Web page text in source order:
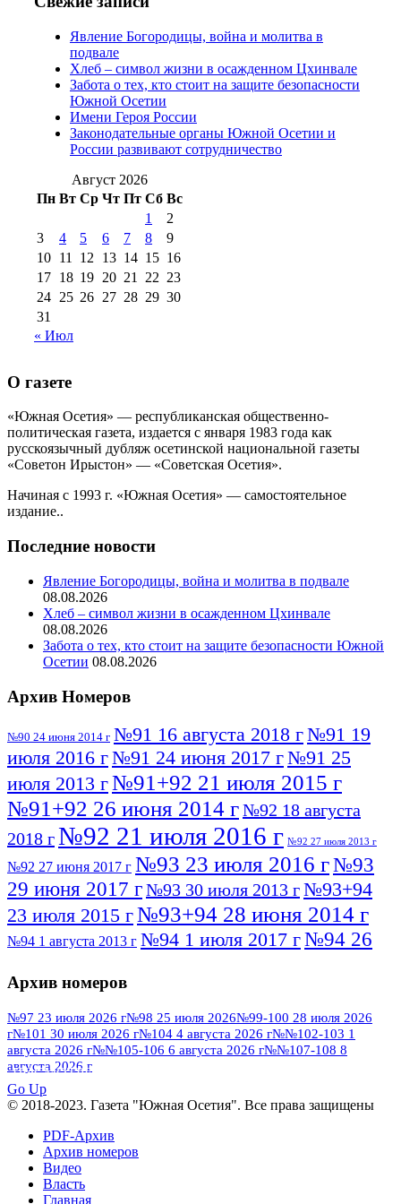
2012 г
(15)
№97 30 июля 2015 г
(15)№98 1 августа 2015 г
августа 2016 г(10)№98 5 июля 2014 г(10)
№98 8 августа 2013 г
августа 2012 г(14) №98+99 11 июля
2017 г(9)
№99 4 августа
2016 г(12) №99 8 июля 2014 г
августа 2012 г(11)
августа 2013 г
(12)
Явление Богородицы, война и молитва в
подвале
Хлеб – символ жизни в осажденном Цхинвале
Забота о тех, кто стоит на защите безопасности
Южной Осетии
Имени Героя России
Законодательные органы Южной Осетии и
России развивают сотрудничество
Август 2026
Пн Вт Ср Чт Пт Сб Вс
1
2
3
4 5 6 7 8
9
10 11 12 13 14 15 16
17 18 19 20 21 22 23
24 25 26 27 28 29 30
31
« Июл
О газете
«Южная Осетия» — республиканская общественно-
политическая газета, издается с января 1983 года как
русскоязычный дубляж осетинской национальной газеты
«Советон Ирыстон» — «Советская Осетия».
Начиная с 1993 г. «Южная Осетия» — самостоятельное
издание..
Последние новости
Явление Богородицы, война и молитва в подвале
08.08.2026
Хлеб – символ жизни в осажденном Цхинвале
08.08.2026
Забота о тех, кто стоит на защите безопасности Южной
Осетии 08.08.2026
Архив Номеров
№90 24 июня 2014 г №91 16 августа 2018 г№91 19
июля 2016 г№91 24 июня 2017 г№91 25
июля 2013 г№91+92 21 июля 2015 г
№91+92 26 июня 2014 г№92 18 августа
2018 г№92 21 июля 2016 г №92 27 июля 2013 г
№92 27 июня 2017 г №93 23 июля 2016 г№93
29 июня 2017 г№93 30 июля 2013 г№93+94
23 июля 2015 г№93+94 28 июня 2014 г
№94 1 августа 2013 г №94 1 июля 2017 г№94 26
№95 7 августа 2012 г
№95 28 июля 2016 г №95+96 3 августа
2013 г№96 6 июля 2017 г№96 9 августа
2012 г №96 28 июля 2015 г
№96+97 30 июля 2016 г
№97 11 августа 2012 г
№97 30 июля 2015 г
№98 2 августа 2016 г
августа 2013 г
Архив номеров
№97 23 июля 2026 г№98 25 июля 2026№99-100 28 июля 2026
г№101 30 июля 2026 г№104 4 августа 2026 г№№102-103 1
августа 2026 г№№105-106 6 августа 2026 г№№107-108 8
августа 2026 г
ПОСМОТРЕТЬ ВСЕ
Go Up
© 2018-2023. Газета "Южная Осетия". Все права защищены
PDF-Архив
Архив номеров
Видео
Власть
Главная